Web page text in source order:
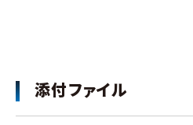
添付ファイル